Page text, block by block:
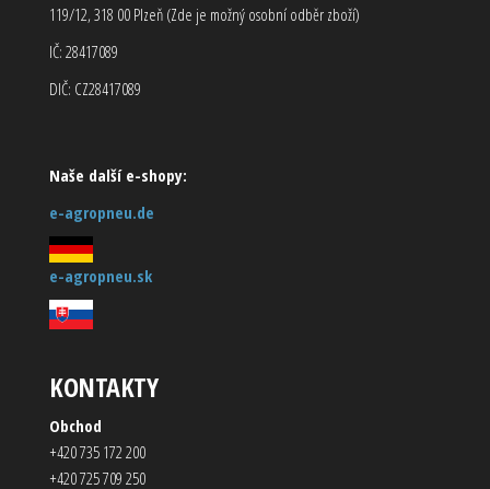
119/12, 318 00 Plzeň (Zde je možný osobní odběr zboží)
IČ: 28417089
DIČ: CZ28417089
Naše další e-shopy:
e-agropneu.de
e-agropneu.sk
KONTAKTY
Obchod
+420 735 172 200
+420 725 709 250